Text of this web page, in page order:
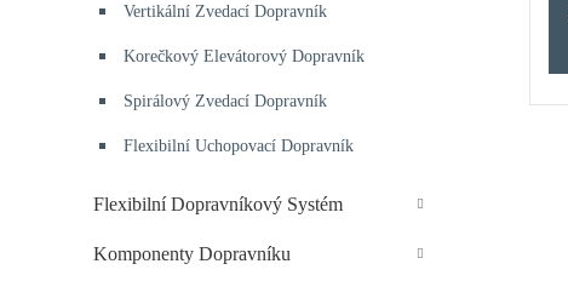
Vertikální Zvedací Dopravník
Korečkový Elevátorový Dopravník
Spirálový Zvedací Dopravník
Flexibilní Uchopovací Dopravník
Flexibilní Dopravníkový Systém
Komponenty Dopravníku